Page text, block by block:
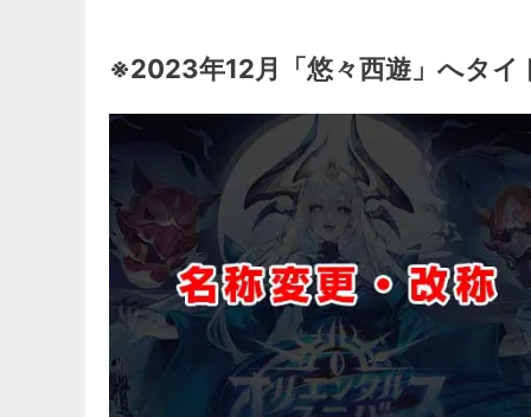
※2023年12月「悠々西遊」へタイ